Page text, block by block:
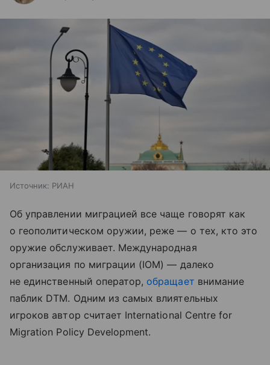
Источник: РИАН
Об управлении миграцией все чаще говорят как
о геополитическом оружии, реже — о тех, кто это
оружие обслуживает. Международная
организация по миграции (IOM) — далеко
не единственный оператор, обращает внимание
паблик DTM. Одним из самых влиятельных
игроков автор считает International Centre for
Migration Policy Development.